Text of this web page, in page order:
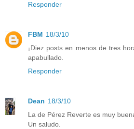
Responder
FBM 18/3/10
¡Diez posts en menos de tres
apabullado.
Responder
Dean 18/3/10
La de Pérez Reverte es muy
Un saludo.